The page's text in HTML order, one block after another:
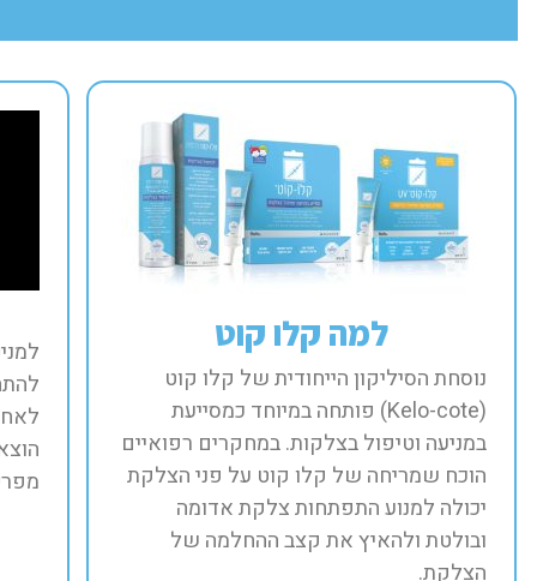
למה קלו קוט
נוסחת הסיליקון הייחודית של קלו קוט
(Kelo-cote) פותחה במיוחד כמסייעת
במניעה וטיפול בצלקות. במחקרים רפואיים
הוכח שמריחה של קלו קוט על פני הצלקת
יכולה למנוע התפתחות צלקת אדומה
ובולטת ולהאיץ את קצב ההחלמה של
הצלקת.​